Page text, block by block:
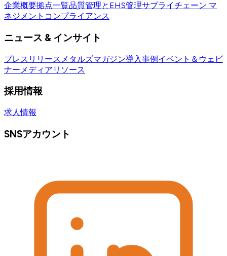
企業概要拠点一覧品質管理とEHS管理サプライチェーン マ
ネジメント コンプライアンス
ニュース & インサイト
プレスリリース メタルズマガジン導入事例イベント＆ウェビ
ナー メディアリソース
採用情報
求人情報
SNSアカウント